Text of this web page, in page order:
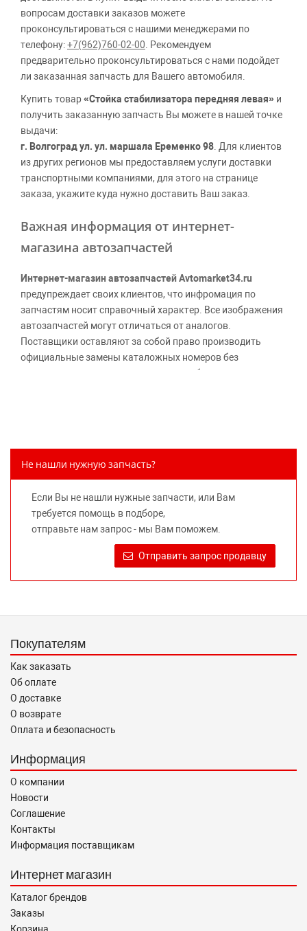
вопросам доставки заказов можете
проконсультироваться с нашими менеджерами по
телефону:+7(962)760-02-00 . Рекомендуем
предварительно проконсультироваться с нами подойдет
ли заказанная запчасть для Вашего автомобиля.
Купить товар«Стойка стабилизатора передняя левая» и
получить заказанную запчасть Вы можете в нашей точке
выдачи:
г. Волгоград ул. ул. маршала Еременко 98 . Для клиентов
из других регионов мы предоставляем услуги доставки
транспортными компаниями, для этого на странице
заказа, укажите куда нужно доставить Ваш заказ.
Важная информация от интернет-
магазина автозапчастей
Интернет-магазин автозапчастей Avtomarket34.ru
предупреждает своих клиентов, что инфромация по
запчастям носит справочный характер. Все изображения
автозапчастей могут отличаться от аналогов.
Поставщики оставляют за собой право производить
официальные замены каталожных номеров без
дополнительного уведомления дистрибьюторов, что
части к той или иной марке автомобиля, то есть на
предлагаемых к продаже запасных частей для
автомобилей и их производителей, не нарушает права
правообладателей указанных товарных знаков.
Требование предоставлять покупателю необходимую и
достоверную информацию о товаре, предлагаемом к
«О защите прав потребителей».
Не нашли нужную запчасть?
Если Вы не нашли нужные запчасти, или Вам
требуется помощь в подборе,
отправьте нам запрос - мы Вам поможем.
Отправить запрос продавцу
Покупателям
Как заказать
Об оплате
О доставке
О возврате
Оплата и безопасность
Информация
О компании
Новости
Соглашение
Контакты
Информация поставщикам
Интернет магазин
Каталог брендов
Заказы